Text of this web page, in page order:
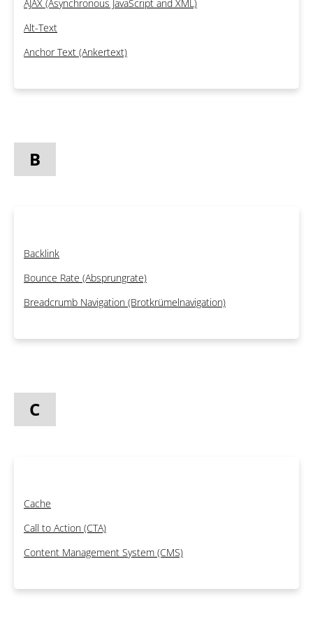
AJAX (Asynchronous JavaScript and XML)
Alt-Text
Anchor Text (Ankertext)
B
Backlink
Bounce Rate (Absprungrate)
Breadcrumb Navigation (Brotkrümelnavigation)
C
Cache
Call to Action (CTA)
Content Management System (CMS)